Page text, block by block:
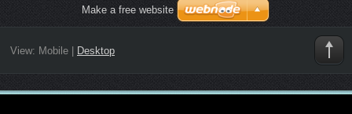
Make a free website
View: Mobile| Desktop